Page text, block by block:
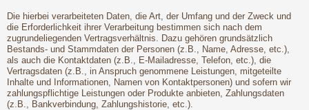
Die hierbei verarbeiteten Daten, die Art, der Umfang und der Zweck und
die Erforderlichkeit ihrer Verarbeitung bestimmen sich nach dem
zugrundeliegenden Vertragsverhältnis. Dazu gehören grundsätzlich
Bestands- und Stammdaten der Personen (z.B., Name, Adresse, etc.),
als auch die Kontaktdaten (z.B., E-Mailadresse, Telefon, etc.), die
Vertragsdaten (z.B., in Anspruch genommene Leistungen, mitgeteilte
Inhalte und Informationen, Namen von Kontaktpersonen) und sofern wir
zahlungspflichtige Leistungen oder Produkte anbieten, Zahlungsdaten
(z.B., Bankverbindung, Zahlungshistorie, etc.).